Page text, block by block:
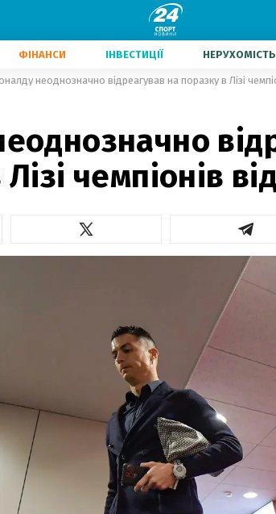
ФІНАНСИ ІНВЕСТИЦІЇ НЕРУХОМІСТЬ
неоднозначно відреагував на поразку в Лізі
чемпіонів